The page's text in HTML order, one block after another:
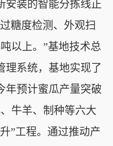
装的智能分拣线正
糖度检测、外观扫
以上。”基地技术总
理系统，基地实现了
年预计蜜瓜产量突破
牛羊、制种等六大
”工程。通过推动产